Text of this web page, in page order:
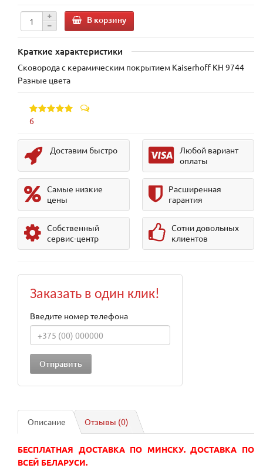
В корзину
Краткие характеристики
Сковорода с керамическим покрытием Kaiserhoff KH 9744
Разные цвета
6
Доставим быстро
Любой вариант
оплаты
Самые низкие
цены
Расширенная
гарантия
Собственный
сервис-центр
Сотни довольных
клиентов
Заказать в один клик!
Введите номер телефона
Описание Отзывы (0)
БЕСПЛАТНАЯ ДОСТАВКА ПО МИНСКУ. ДОСТАВКА ПО
ВСЕЙ БЕЛАРУСИ.